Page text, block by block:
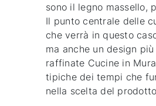
sono il legno massello,
Il punto centrale delle
che verrà in questo
ma anche un design
raffinate Cucine in
tipiche dei tempi che
nella scelta del